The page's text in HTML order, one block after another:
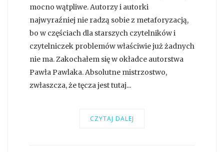
mocno wątpliwe. Autorzy i autorki
najwyraźniej nie radzą sobie z metaforyzacją,
bo w częściach dla starszych czytelników i
czytelniczek problemów właściwie już żadnych
nie ma. Zakochałem się w okładce autorstwa
Pawła Pawlaka. Absolutne mistrzostwo,
zwłaszcza, że tęcza jest tutaj...
CZYTAJ DALEJ